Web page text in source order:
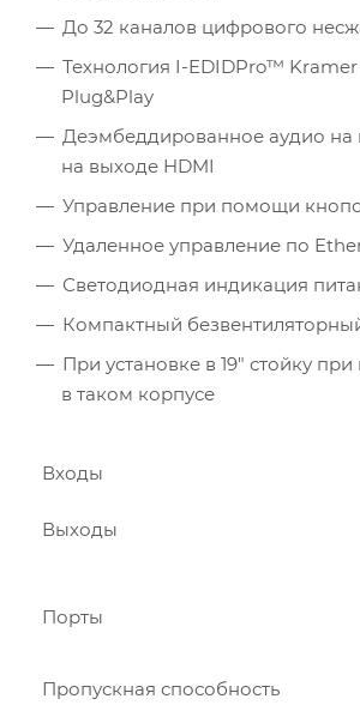
До 32 каналов цифрового
Технология I-EDIDPro™
Plug&Play
Деэмбеддированное аудио на
на выходе HDMI
Управление при помощи
Удаленное управление по
Светодиодная индикация
Компактный
При установке в 19″ стойку
в таком корпусе
Входы
Выходы
Порты
Пропускная способность